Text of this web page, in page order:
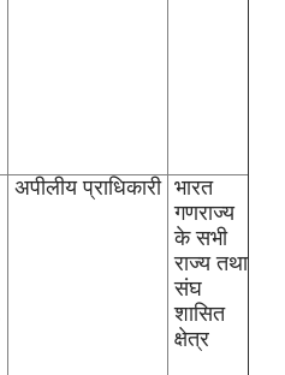
अपीलीय प्राधिकारी भारत
गणराज्‍य
के सभी
राज्‍य तथा
संघ
शासित
क्षेत्र